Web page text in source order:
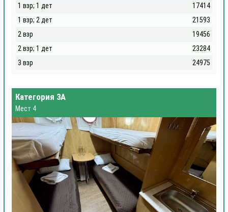
1 взр; 1 дет
17414
1 взр; 2 дет
21593
2 взр
19456
2 взр; 1 дет
23284
3 взр
24975
Категория 3А
Мест 4